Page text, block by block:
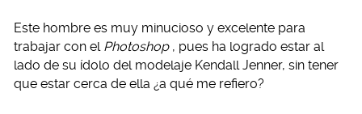
Este hombre es muy minucioso y excelente para
trabajar con el Photoshop , pues ha logrado estar al
lado de su ídolo del modelaje Kendall Jenner, sin tener
que estar cerca de ella ¿a qué me refiero?